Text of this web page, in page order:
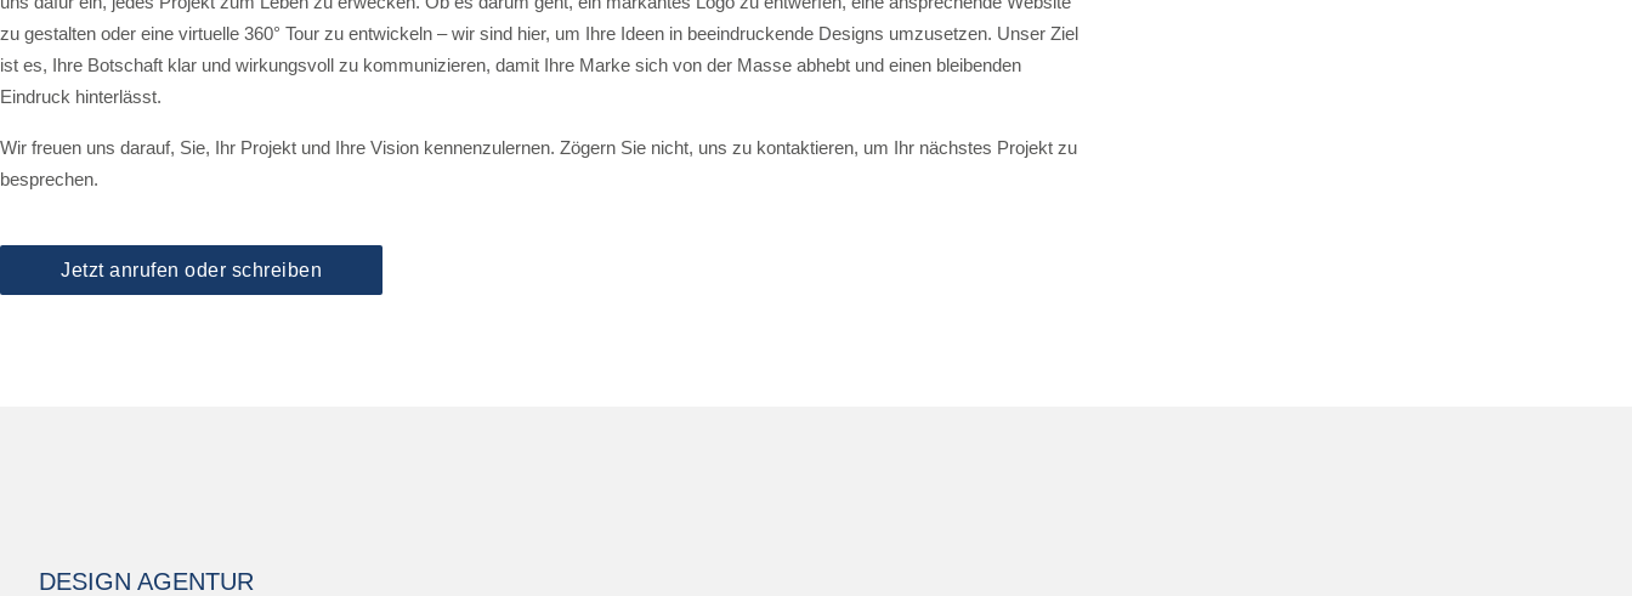
zu gestalten oder eine virtuelle 360° Tour zu entwickeln – wir sind hier, um Ihre Ideen in beeindruckende Designs umzusetzen. Unser Ziel
ist es, Ihre Botschaft klar und wirkungsvoll zu kommunizieren, damit Ihre Marke sich von der Masse abhebt und einen bleibenden
Eindruck hinterlässt.
Wir freuen uns darauf, Sie, Ihr Projekt und Ihre Vision kennenzulernen. Zögern Sie nicht, uns zu kontaktieren, um Ihr nächstes Projekt zu
besprechen.
Jetzt anrufen oder schreiben
DESIGN AGENTUR